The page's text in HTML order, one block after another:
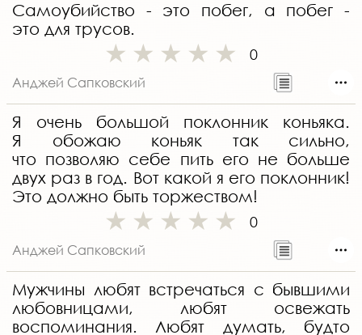
Самоубийство - это побег, а побег -
это для трусов.
0
Анджей Сапковский
Я очень большой поклонник коньяка.
Я обожаю коньяк так сильно,
что позволяю себе пить его не больше
двух раз в год. Вот какой я его поклонник!
Это должно быть торжеством!
0
Анджей Сапковский
Мужчины любят встречаться с бывшими
любовницами, любят освежать
воспоминания. Любят думать, будто